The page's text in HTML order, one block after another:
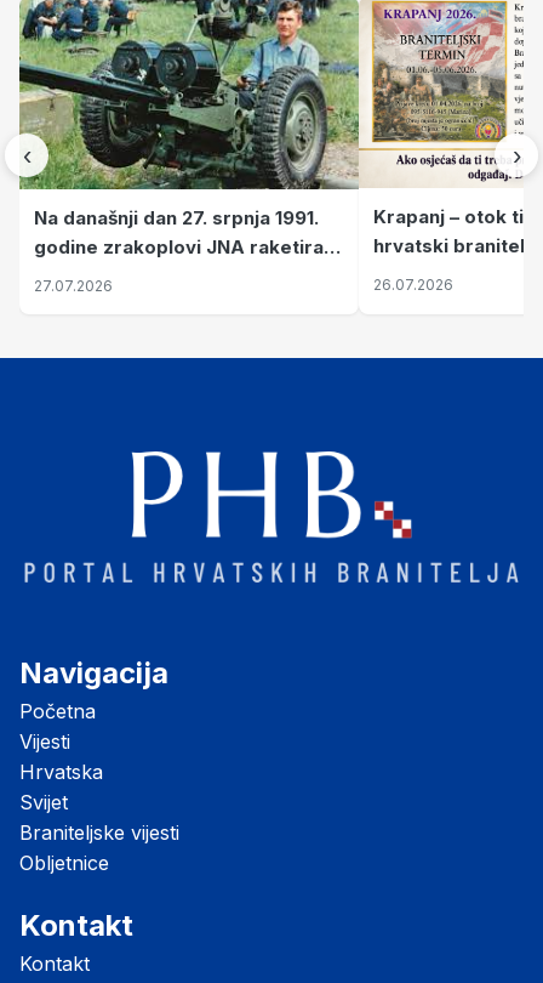
‹
Na današnji dan 27. srpnja 1991.
godine zrakoplovi JNA raketirali
su vojarnu i obučni centar "Nikola
27.07.2026
Krapanj – otok
hrvatski branitelji
pronalaze mir
26.07.2026
›
Navigacija
Početna
Vijesti
Hrvatska
Svijet
Braniteljske vijesti
Obljetnice
Kontakt
Kontakt